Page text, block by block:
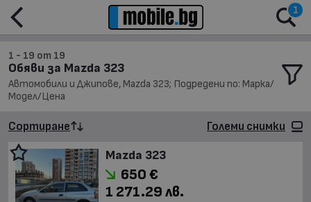
1
1 - 19 от 19
Обяви за Mazda 323
Автомобили и Джипове, Mazda 323; Подредени по: Марка/
Модел/Цена
Сортиране Големи снимки
Mazda 323
650 €
1 271.29 лв.